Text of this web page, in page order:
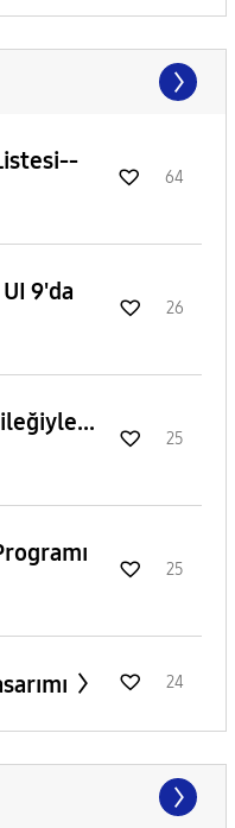
64
9'da
26
25
25
24